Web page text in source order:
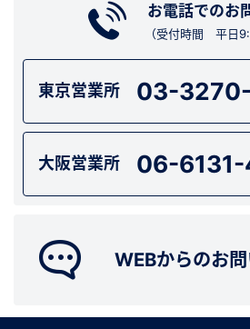
お電話でのお
（受付時間 平日
東京営業所 03-
大阪営業所 06-6131-
WEBからのお